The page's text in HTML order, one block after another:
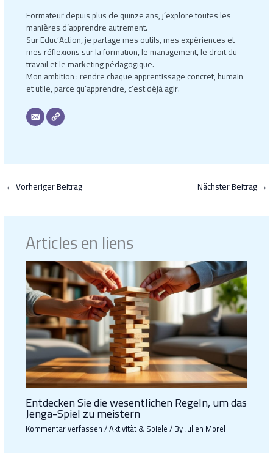
Formateur depuis plus de quinze ans, j’explore toutes les
manières d’apprendre autrement.
Sur Educ’Action, je partage mes outils, mes expériences et
mes réflexions sur la formation, le management, le droit du
travail et le marketing pédagogique.
Mon ambition : rendre chaque apprentissage concret, humain
et utile, parce qu’apprendre, c’est déjà agir.
←Vorheriger Beitrag Nächster Beitrag→
Articles en liens
Entdecken Sie die wesentlichen Regeln, um das
Jenga-Spiel zu meistern
Kommentar verfassen/Aktivität & Spiele/ ByJulien Morel